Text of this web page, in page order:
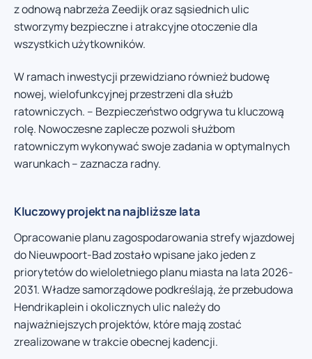
z odnową nabrzeża Zeedijk oraz sąsiednich ulic
stworzymy bezpieczne i atrakcyjne otoczenie dla
wszystkich użytkowników.
W ramach inwestycji przewidziano również budowę
nowej, wielofunkcyjnej przestrzeni dla służb
ratowniczych. – Bezpieczeństwo odgrywa tu kluczową
rolę. Nowoczesne zaplecze pozwoli służbom
ratowniczym wykonywać swoje zadania w optymalnych
warunkach – zaznacza radny.
Kluczowy projekt na najbliższe lata
Opracowanie planu zagospodarowania strefy wjazdowej
do Nieuwpoort-Bad zostało wpisane jako jeden z
priorytetów do wieloletniego planu miasta na lata 2026-
2031. Władze samorządowe podkreślają, że przebudowa
Hendrikaplein i okolicznych ulic należy do
najważniejszych projektów, które mają zostać
zrealizowane w trakcie obecnej kadencji.